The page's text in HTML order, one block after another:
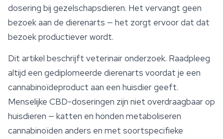
dosering bij gezelschapsdieren. Het vervangt geen
bezoek aan de dierenarts — het zorgt ervoor dat dat
bezoek productiever wordt.
Dit artikel beschrijft veterinair onderzoek. Raadpleeg
altijd een gediplomeerde dierenarts voordat je een
cannabinoïdeproduct aan een huisdier geeft.
Menselijke CBD-doseringen zijn niet overdraagbaar op
huisdieren — katten en honden metaboliseren
cannabinoïden anders en met soortspecifieke